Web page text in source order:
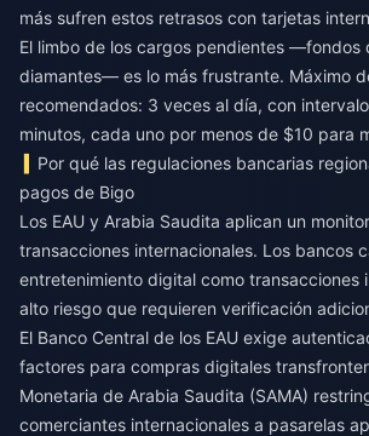
más sufren estos retrasos con tarjetas
El limbo de los cargos pendientes —fondos
diamantes— es lo más frustrante. Máximo
recomendados: 3 veces al día, con
minutos, cada uno por menos de $10 para
Por qué las regulaciones bancarias
pagos de Bigo
Los EAU y Arabia Saudita aplican un
transacciones internacionales. Los bancos
entretenimiento digital como transacciones
alto riesgo que requieren verificación
El Banco Central de los EAU exige
factores para compras digitales
Monetaria de Arabia Saudita (SAMA)
comerciantes internacionales a pasarelas